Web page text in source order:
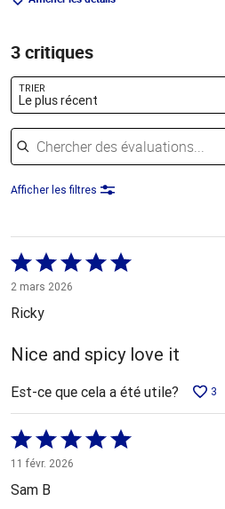
3 critiques
TRIER
Le plus récent
Chercher des évaluations
Afficher les filtres
Coté
5 sur
5
2 mars 2026
Ricky
Nice and spicy love it
Est-ce que cela a été utile? 3
Coté
5 sur
5
11 févr. 2026
Sam B